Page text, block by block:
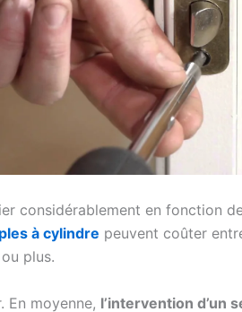
considérablement en fonction
à cylindre peuvent coûter
plus.
En moyenne, l’intervention d’un